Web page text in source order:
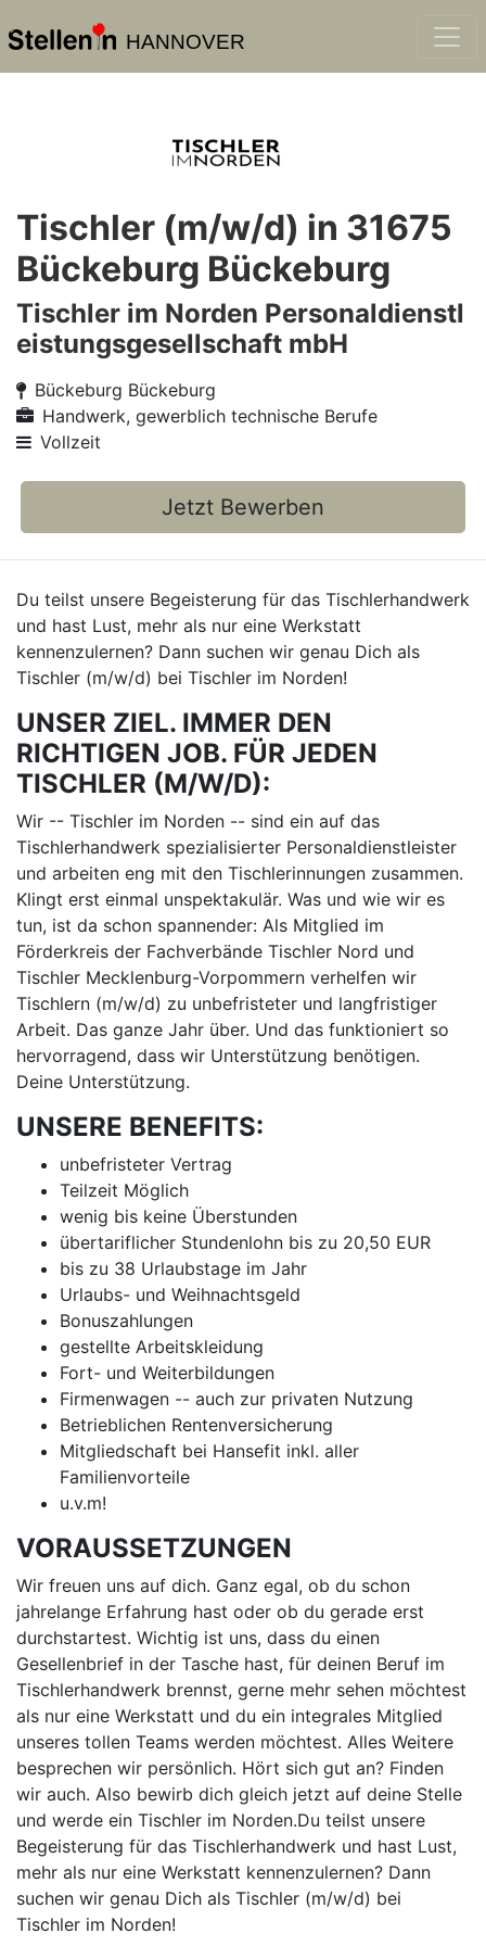
HANNOVER
Tischler (m/w/d) in 31675
Bückeburg Bückeburg
Tischler im Norden Personaldienstl
eistungsgesellschaft mbH
Bückeburg Bückeburg
Handwerk, gewerblich technische Berufe
Vollzeit
Jetzt Bewerben
Du teilst unsere Begeisterung für das Tischlerhandwerk
und hast Lust, mehr als nur eine Werkstatt
kennenzulernen? Dann suchen wir genau Dich als
Tischler (m/w/d) bei Tischler im Norden!
UNSER ZIEL. IMMER DEN
RICHTIGEN JOB. FÜR JEDEN
TISCHLER (M/W/D):
Wir -- Tischler im Norden -- sind ein auf das
Tischlerhandwerk spezialisierter Personaldienstleister
und arbeiten eng mit den Tischlerinnungen zusammen.
Klingt erst einmal unspektakulär. Was und wie wir es
tun, ist da schon spannender: Als Mitglied im
Förderkreis der Fachverbände Tischler Nord und
Tischler Mecklenburg-Vorpommern verhelfen wir
Tischlern (m/w/d) zu unbefristeter und langfristiger
Arbeit. Das ganze Jahr über. Und das funktioniert so
hervorragend, dass wir Unterstützung benötigen.
Deine Unterstützung.
UNSERE BENEFITS:
unbefristeter Vertrag
Teilzeit Möglich
wenig bis keine Überstunden
übertariflicher Stundenlohn bis zu 20,50 EUR
bis zu 38 Urlaubstage im Jahr
Urlaubs- und Weihnachtsgeld
Bonuszahlungen
gestellte Arbeitskleidung
Fort- und Weiterbildungen
Firmenwagen -- auch zur privaten Nutzung
Betrieblichen Rentenversicherung
Mitgliedschaft bei Hansefit inkl. aller
Familienvorteile
u.v.m!
VORAUSSETZUNGEN
Wir freuen uns auf dich. Ganz egal, ob du schon
jahrelange Erfahrung hast oder ob du gerade erst
durchstartest. Wichtig ist uns, dass du einen
Gesellenbrief in der Tasche hast, für deinen Beruf im
Tischlerhandwerk brennst, gerne mehr sehen möchtest
als nur eine Werkstatt und du ein integrales Mitglied
unseres tollen Teams werden möchtest. Alles Weitere
besprechen wir persönlich. Hört sich gut an? Finden
wir auch. Also bewirb dich gleich jetzt auf deine Stelle
und werde ein Tischler im Norden.Du teilst unsere
Begeisterung für das Tischlerhandwerk und hast Lust,
mehr als nur eine Werkstatt kennenzulernen? Dann
suchen wir genau Dich als Tischler (m/w/d) bei
Tischler im Norden!